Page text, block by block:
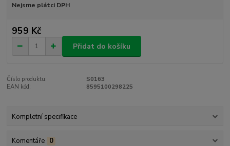
Nejsme plátci DPH
959 Kč
Přidat do košíku
Číslo produktu:
S0163
EAN kód:
8595100298225
Kompletní specifikace
Komentáře 0